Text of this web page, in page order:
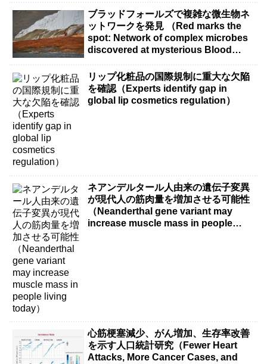
ブラッドフォールズで複雑な微生物ネ
ットワークを発見 （Red marks the
spot: Network of complex microbes
discovered at mysterious Blood
リップ化粧品の国際規制に重大な欠陥
を確認（Experts identify gap in
global lip cosmetics regulation）
ネアンデルタール人由来の遺伝子変異
が現代人の筋肉量を増加させる可能性
（Neanderthal gene variant may
increase muscle mass in people
心筋梗塞減少、がん増加、生存率改善
を示す人口統計研究（Fewer Heart
Attacks, More Cancer Cases, and